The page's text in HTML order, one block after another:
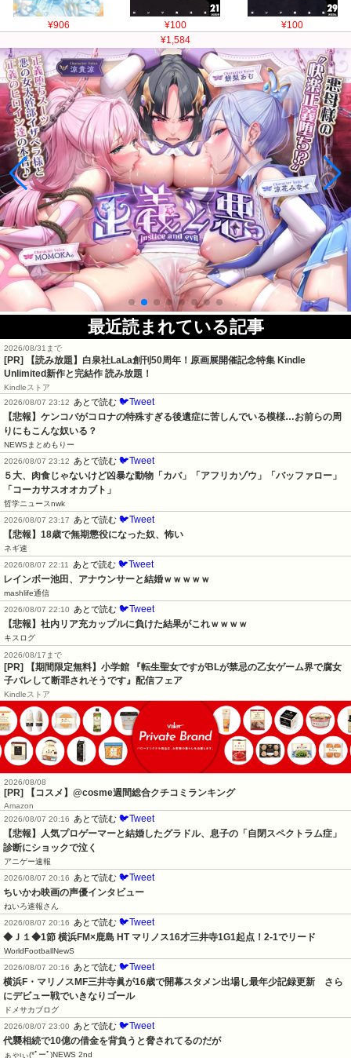
¥906 ¥100
¥100
¥1,584
最近読まれている記事
2026/08/31まで
[PR]
【読み放題】白泉社LaLa創刊50周年！原画展開催記念特集 Kindle
Unlimited新作と完結作 読み放題！
Kindleストア
2026/08/07 23:12
あとで読む 🐦Tweet
【悲報】ケンコバがコロナの特殊すぎる後遺症に苦しんでいる模様…お前らの周
りにもこんな奴いる？
NEWSまとめもりー
2026/08/07 23:12
あとで読む 🐦Tweet
５大、肉食じゃないけど凶暴な動物「カバ」「アフリカゾウ」「バッファロー」
「コーカサスオオカブト」
哲学ニュースnwk
2026/08/07 23:17
あとで読む 🐦Tweet
【悲報】18歳で無期懲役になった奴、怖い
ネギ速
2026/08/07 22:11
あとで読む 🐦Tweet
レインボー池田、アナウンサーと結婚ｗｗｗｗｗ
mashlife通信
2026/08/07 22:10
あとで読む 🐦Tweet
【悲報】社内リア充カップルに負けた結果がこれｗｗｗｗ
キスログ
2026/08/17まで
[PR] 【期間限定無料】小学館 『転生聖女ですがBLが禁忌の乙女ゲーム界で腐女
子バレして断罪されそうです』配信フェア
Kindleストア
2026/08/08
[PR] 【コスメ】@cosme週間総合クチコミランキング
Amazon
2026/08/07 20:16
あとで読む 🐦Tweet
【悲報】人気プロゲーマーと結婚したグラドル、息子の「自閉スペクトラム症」
診断にショックで泣く
アニゲー速報
2026/08/07 20:16
あとで読む 🐦Tweet
ちいかわ映画の声優インタビュー
ねいろ速報さん
2026/08/07 20:16
あとで読む 🐦Tweet
◆Ｊ１◆1節 横浜FM×鹿島 HT マリノス16才三井寺1G1起点！2-1でリード
WorldFootballNewS
2026/08/07 20:16
あとで読む 🐦Tweet
横浜F・マリノスMF三井寺眞が16歳で開幕スタメン出場し最年少記録更新　さら
にデビュー戦でいきなりゴール
ドメサカブログ
2026/08/07 23:00
あとで読む 🐦Tweet
代襲相続で10億の借金を背負うと脅されてるのだが
ぁゃιぃ(*ﾟーﾟ)NEWS 2nd